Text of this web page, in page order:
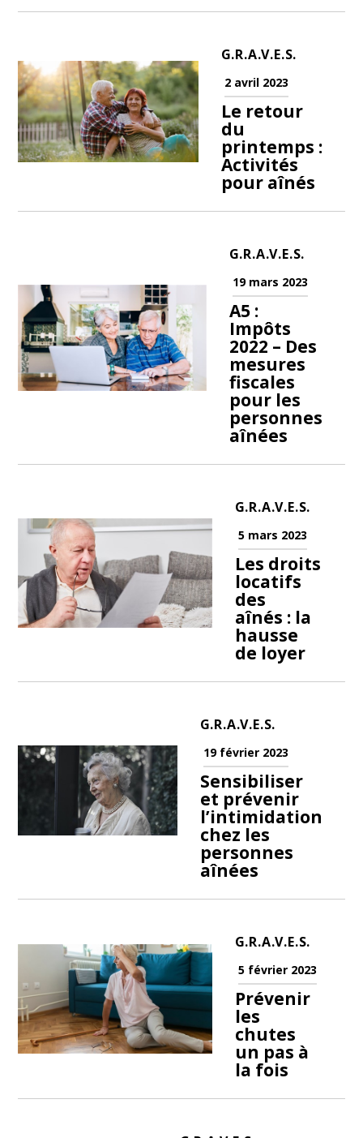
G.R.A.V.E.S.
2 avril 2023
Le retour
du
printemps :
Activités
pour aînés
G.R.A.V.E.S.
19 mars 2023
A5 :
Impôts
2022 – Des
mesures
fiscales
pour les
personnes
aînées
G.R.A.V.E.S.
5 mars 2023
Les droits
locatifs
des
aînés : la
hausse
de loyer
G.R.A.V.E.S.
19 février 2023
Sensibiliser
et prévenir
l’intimidation
chez les
personnes
aînées
G.R.A.V.E.S.
5 février 2023
Prévenir
les
chutes
un pas à
la fois